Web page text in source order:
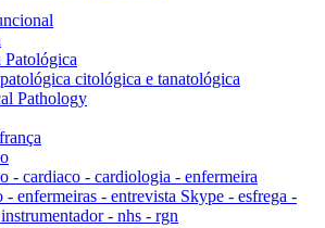
citológica e tanatológica
Pathology
- cardiaco - cardiologia - enfermeira
- enfermeiras - entrevista Skype - esfrega -
- nhs - rgn